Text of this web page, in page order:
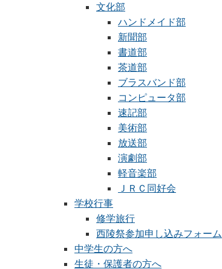
文化部
ハンドメイド部
新聞部
書道部
茶道部
ブラスバンド部
コンピュータ部
速記部
美術部
放送部
演劇部
軽音楽部
ＪＲＣ同好会
学校行事
修学旅行
西陵祭参加申し込みフォーム
中学生の方へ
生徒・保護者の方へ